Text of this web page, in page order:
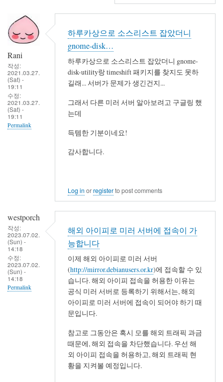
하
요.
by
세
벌
Rani
작성:
2021.03.27.
(Sat) -
19:11
수정:
2021.03.27.
(Sat) -
19:11
Permalink
하루카상으로 소스리스트 잡았더니
gnome-disk…
하루카상으로 소스리스트 잡았더니 gnome-
disk-utility랑 timeshift 패키지를 찾지도 못하
길래... 서버가 문제가 생긴건지...
그래서 다른 미러 서버 알아보려고 구글링 했
는데
득템한 기분이네요!
감사합니다.
Log in orregisterto post comments
westporch
작성:
2023.07.02.
(Sun) -
14:18
수정:
2023.07.02.
(Sun) -
14:18
Permalink
해외 아이피로 미러 서버에 접속이 가
능합니다
이제 해외 아이피로 미러 서버
(http://mirror.debianusers.or.kr)에 접속할 수 있
습니다. 해외 아이피 접속을 허용한 이유는
공식 미러 서버로 등록하기 위해서는, 해외
아이피로 미러 서버에 접속이 되어야 하기 때
문입니다.
참고로 그동안은 혹시 모를 해외 트래픽 과금
때문에, 해외 접속을 차단했습니다. 우선 해
외 아이피 접속을 허용하고, 해외 트래픽 현
황을 지켜볼 예정입니다.